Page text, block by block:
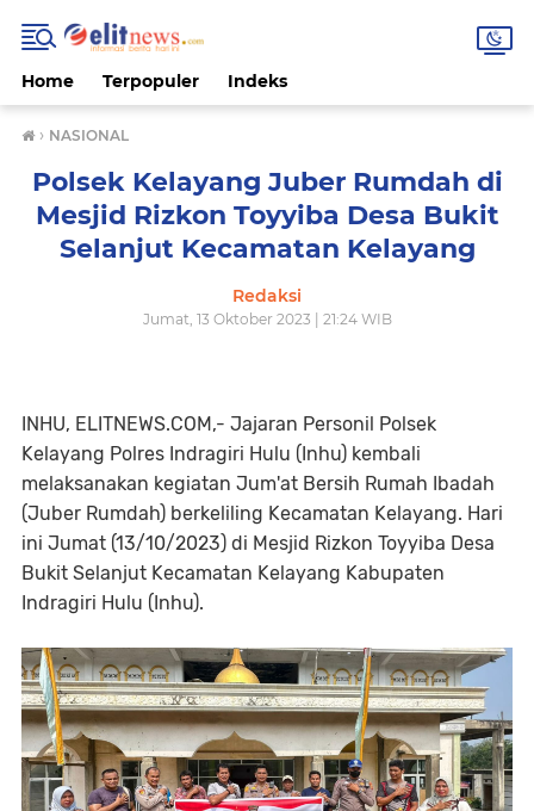
Home Terpopuler Indeks
› NASIONAL
Polsek Kelayang Juber Rumdah di
Mesjid Rizkon Toyyiba Desa Bukit
Selanjut Kecamatan Kelayang
Redaksi
Jumat, 13 Oktober 2023 | 21:24 WIB
INHU, ELITNEWS.COM,- Jajaran Personil Polsek
Kelayang Polres Indragiri Hulu (Inhu) kembali
melaksanakan kegiatan Jum'at Bersih Rumah Ibadah
(Juber Rumdah) berkeliling Kecamatan Kelayang. Hari
ini Jumat (13/10/2023) di Mesjid Rizkon Toyyiba Desa
Bukit Selanjut Kecamatan Kelayang Kabupaten
Indragiri Hulu (Inhu).